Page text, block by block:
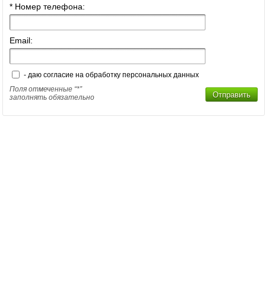
* Номер телефона:
Email:
- даю согласие на обработку персональных данных
Поля отмеченные “*”
заполнять обязательно
Отправить